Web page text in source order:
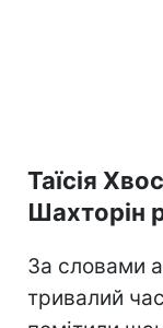
Таїсія
Шахторін
За словами
тривалий